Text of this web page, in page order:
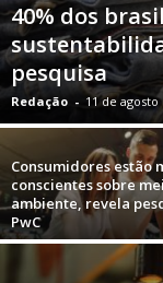
40% dos
pesquisa
Redação - 11 de agosto
Consumidores estão
conscientes sobre
ambiente, revela
PwC